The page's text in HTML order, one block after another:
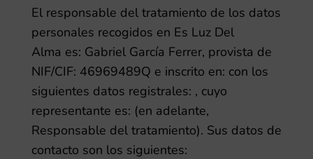
El responsable del tratamiento de los datos
personales recogidos en Es Luz Del
Alma es: Gabriel García Ferrer, provista de
NIF/CIF: 46969489Q e inscrito en: con los
siguientes datos registrales: , cuyo
representante es: (en adelante,
Responsable del tratamiento). Sus datos de
contacto son los siguientes: